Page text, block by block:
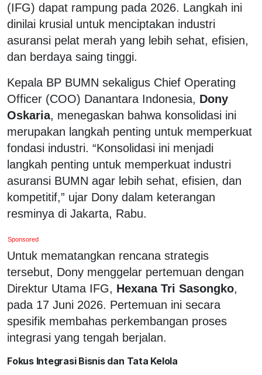
(IFG) dapat rampung pada 2026. Langkah ini
dinilai krusial untuk menciptakan industri
asuransi pelat merah yang lebih sehat, efisien,
dan berdaya saing tinggi.
Kepala BP BUMN sekaligus Chief Operating
Officer (COO) Danantara Indonesia, Dony
Oskaria, menegaskan bahwa konsolidasi ini
merupakan langkah penting untuk memperkuat
fondasi industri. “Konsolidasi ini menjadi
langkah penting untuk memperkuat industri
asuransi BUMN agar lebih sehat, efisien, dan
kompetitif,” ujar Dony dalam keterangan
resminya di Jakarta, Rabu.
Sponsored
Untuk mematangkan rencana strategis
tersebut, Dony menggelar pertemuan dengan
Direktur Utama IFG, Hexana Tri Sasongko,
pada 17 Juni 2026. Pertemuan ini secara
spesifik membahas perkembangan proses
integrasi yang tengah berjalan.
Fokus Integrasi Bisnis dan Tata Kelola